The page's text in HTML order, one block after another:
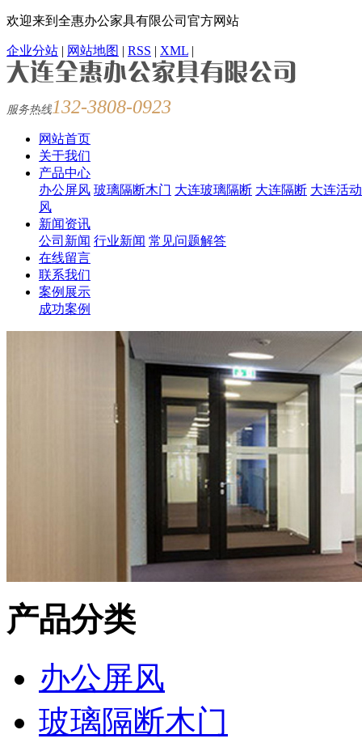
欢迎来到全惠办公家具有限公司官方网站
企业分站 | 网站地图 | RSS | XML |
服务热线 132-3808-0923
网站首页
关于我们
产品中心
办公屏风 玻璃隔断木门 大连玻璃隔断 大连隔断 大连活
风
新闻资讯
公司新闻 行业新闻 常见问题解答
在线留言
联系我们
案例展示
成功案例
产品分类
办公屏风
玻璃隔断木门